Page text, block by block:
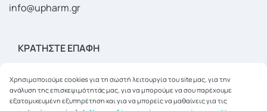
info@upharm.gr
ΚΡΑΤΉΣΤΕ ΕΠΑΦΉ
Χρησιμοποιούμε cookies για τη σωστή λειτουργία του site μας, για την
ανάλυση της επισκεψιμότητάς μας, για να μπορούμε να σου παρέχουμε
εξατομικευμένη εξυπηρέτηση και για να μπορείς να μαθαίνεις για τις